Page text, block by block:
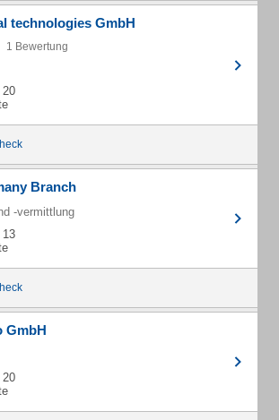
technologies GmbH
1 Bewertung
20
Branch
-vermittlung
13
GmbH
20